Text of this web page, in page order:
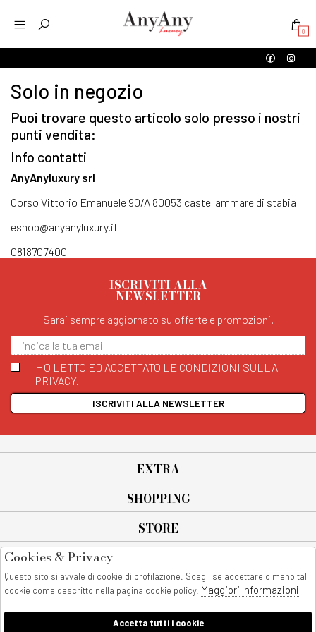
0
Solo in negozio
Puoi trovare questo articolo solo presso i nostri
punti vendita:
Info contatti
AnyAnyluxury srl
Corso Vittorio Emanuele 90/A 80053 castellammare di stabia
eshop@anyanyluxury.it
0818707400
ISCRIVITI ALLA
NEWSLETTER
Sarai sempre aggiornato su offerte e promozioni.
HO LETTO ED ACCETTATO LE CONDIZIONI SULLA
PRIVACY.
ISCRIVITI ALLA NEWSLETTER
EXTRA
SHOPPING
STORE
All rights reserved - © Copyright 2026
AnyAnyluxury srl - Sede Legale: Corso Vittorio Emanuele 90/A - 80053
castellammare di stabia - Italia
Cookies & Privacy
Questo sito si avvale di cookie di profilazione. Scegli se accettare o meno tali
cookie come descritto nella pagina cookie policy. Maggiori Informazioni
Accetta tutti i cookie